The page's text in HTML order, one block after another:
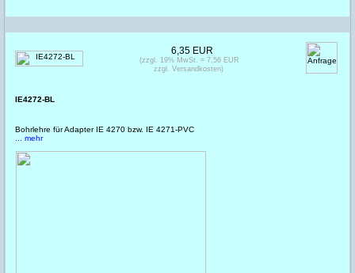
IE4272-BL
Bohrlehre für Adapter IE 4270 bzw. IE 4271-PVC
... mehr
6,35 EUR
(zzgl. 19% MwSt. = 7,56 EUR
zzgl. Versandkosten)